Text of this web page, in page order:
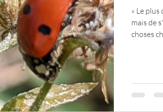
Votre communauté C'est
Journal de bord Terestchenko
« Le
mais de
choses